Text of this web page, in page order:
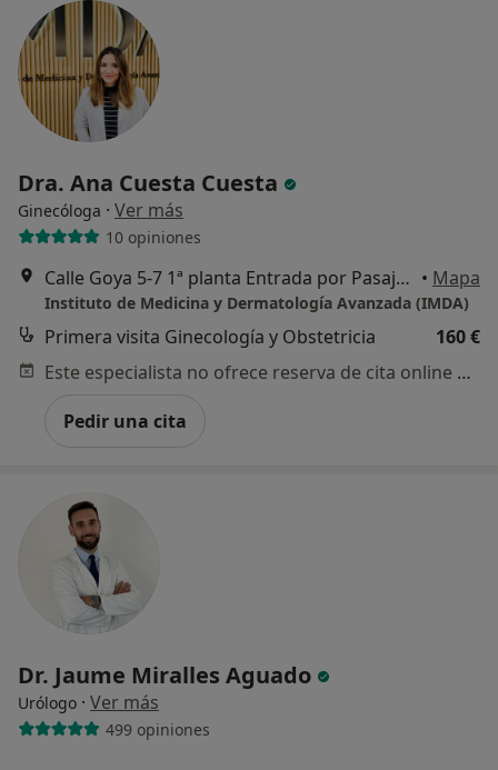
Dra. Ana Cuesta Cuesta
Ginecóloga · Ver más
10 opiniones
Calle Goya 5-7 1ª planta Entrada por Pasaje Comercial, Madrid • Mapa
Instituto de Medicina y Dermatología Avanzada (IMDA)
Primera visita Ginecología y Obstetricia
160 €
Este especialista no ofrece reserva de cita online en esta dirección.
Pedir una cita
Dr. Jaume Miralles Aguado
Urólogo · Ver más
499 opiniones